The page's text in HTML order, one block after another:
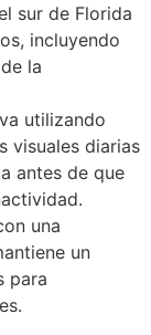
sur de Florida
incluyendo
la
utilizando
visuales diarias
antes de que
una
un
para